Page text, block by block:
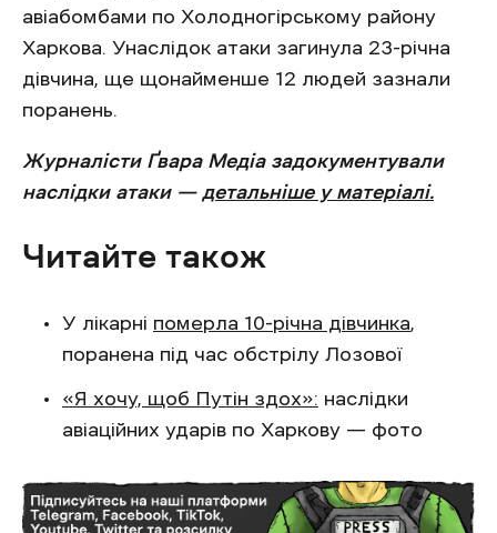
авіабомбами по Холодногірському району
Харкова. Унаслідок атаки загинула 23-річна
дівчина, ще щонайменше 12 людей зазнали
поранень.
Журналісти Ґвара Медіа задокументували
наслідки атаки — детальніше у матеріалі.
Читайте також
У лікарні померла 10-річна дівчинка,
поранена під час обстрілу Лозової
«Я хочу, щоб Путін здох»: наслідки
авіаційних ударів по Харкову — фото